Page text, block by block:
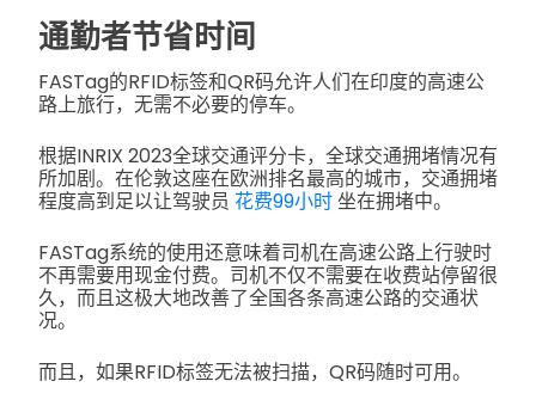
通勤者节省时间
FASTag的RFID标签和QR码允许人们在印度的高速公
路上旅行，无需不必要的停车。
根据INRIX 2023全球交通评分卡，全球交通拥堵情况有
所加剧。在伦敦这座在欧洲排名最高的城市，交通拥堵
程度高到足以让驾驶员 花费99小时坐在拥堵中。
FASTag系统的使用还意味着司机在高速公路上行驶时
不再需要用现金付费。司机不仅不需要在收费站停留很
久，而且这极大地改善了全国各条高速公路的交通状
况。
而且，如果RFID标签无法被扫描，QR码随时可用。